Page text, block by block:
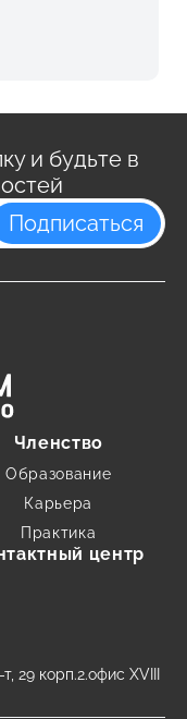
и будьте в
Подписаться
Членство
Образование
Карьера
Практика
центр
29 корп.2.офис XVIII